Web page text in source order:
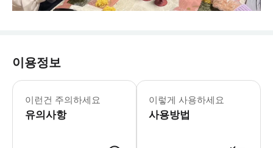
이용정보
이런건 주의하세요
유의사항
이렇게 사용하세요
사용방법